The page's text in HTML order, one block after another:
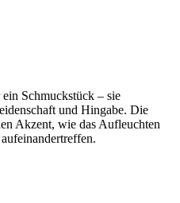
Schmuckstück – sie
und Hingabe. Die
Akzent, wie das Aufleuchten